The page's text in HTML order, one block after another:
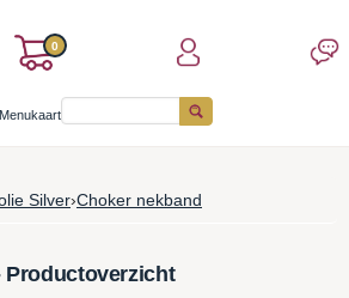
0
Menukaart
Silver›Choker nekband
Productoverzicht